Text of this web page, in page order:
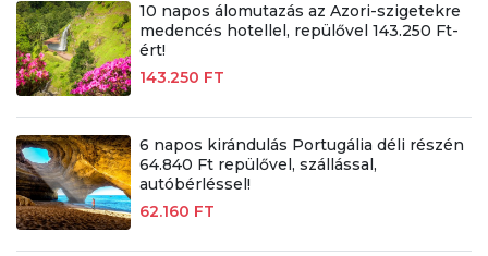
10 napos álomutazás az Azori-szigetekre
medencés hotellel, repülővel 143.250 Ft-
ért!
143.250 FT
6 napos kirándulás Portugália déli részén
64.840 Ft repülővel, szállással,
autóbérléssel!
62.160 FT